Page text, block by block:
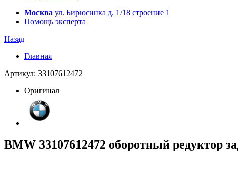
Москва ул. Бирюсинка д. 1/18 строение 1
Помощь эксперта
Назад
Главная
Артикул: 33107612472
Оригинал
BMW 33107612472 оборотный редуктор